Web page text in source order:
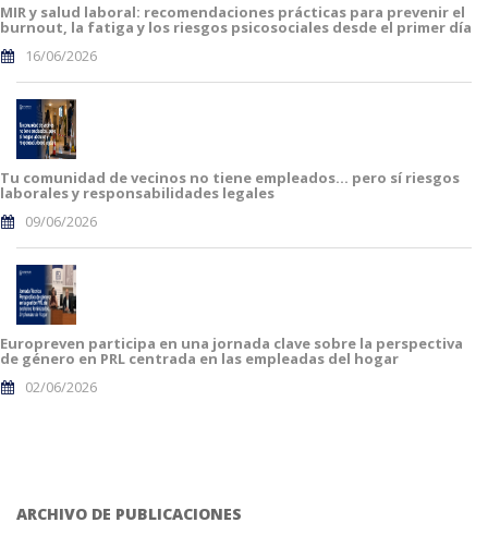
MIR y salud laboral: recomendaciones prácticas para prevenir el
burnout, la fatiga y los riesgos psicosociales desde el primer día
16/06/2026
Tu comunidad de vecinos no tiene empleados… pero sí riesgos
laborales y responsabilidades legales
09/06/2026
Europreven participa en una jornada clave sobre la perspectiva
de género en PRL centrada en las empleadas del hogar
02/06/2026
ARCHIVO DE PUBLICACIONES